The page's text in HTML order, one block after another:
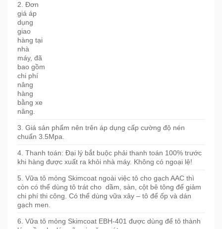
2. Đơn
giá áp
dụng
giao
hàng tại
nhà
máy, đã
bao gồm
chi phí
nâng
hàng
bằng xe
nâng.
3. Giá sản phẩm nên trên áp dụng cấp cường độ nén
chuẩn 3.5Mpa.
4. Thanh toán: Đại lý bắt buộc phải thanh toán 100% trước
khi hàng được xuất ra khỏi nhà máy. Không có ngoại lệ!
5. Vữa tô mỏng Skimcoat ngoài việc tô cho gạch AAC thì
còn có thể dùng tô trát cho dầm, sàn, cột bê tông để giảm
chi phí thi công. Có thể dùng vữa xây – tô để ốp và dán
gạch men.
6. Vữa tô mỏng Skimcoat EBH-401 được dùng để tô thành